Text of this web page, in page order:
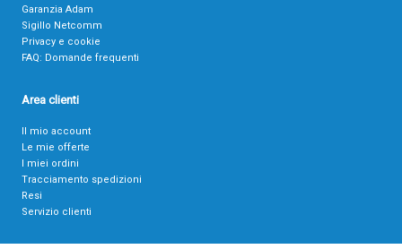
Garanzia Adam
Sigillo Netcomm
Privacy e cookie
FAQ: Domande frequenti
Area clienti
Il mio account
Le mie offerte
I miei ordini
Tracciamento spedizioni
Resi
Servizio clienti